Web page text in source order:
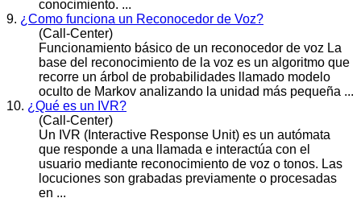
conocimiento. ...
9. ¿Como funciona un Reconocedor de Voz?
(Call-Center)
Funcionamiento básico de un reconocedor de voz La
base del reconocimiento de la voz es un algoritmo que
recorre un árbol de probabilidades llamado modelo
oculto de Markov analizando la unidad más pequeña ...
10. ¿Qué es un IVR?
(Call-Center)
Un IVR (Interactive Response Unit) es un autómata
que responde a una llamada e interactúa con el
usuario mediante reconocimiento de voz o tonos. Las
locuciones son grabadas previamente o procesadas
en ...